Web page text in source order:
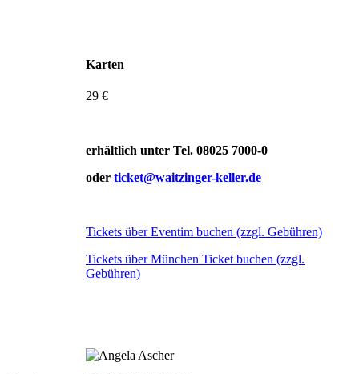
Karten
29 €
erhältlich unter Tel. 08025 7000-0
oder ticket@waitzinger-keller.de
Tickets über Eventim buchen (zzgl. Gebühren)
Tickets über München Ticket buchen (zzgl.
Gebühren)